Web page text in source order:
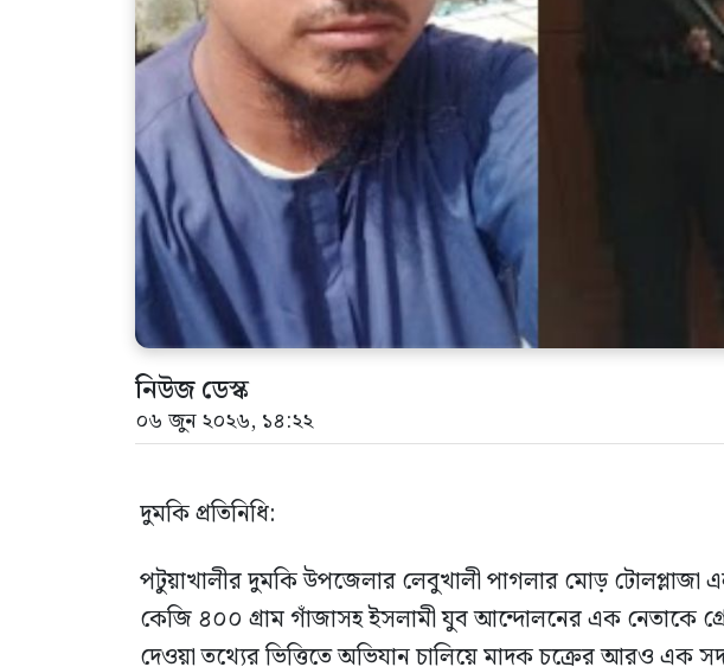
নিউজ ডেস্ক
০৬ জুন ২০২৬, ১৪:২২
দুমকি প্রতিনিধি:
পটুয়াখালীর দুমকি উপজেলার লেবুখালী পাগলার মোড় টোলপ্লাজা
কেজি ৪০০ গ্রাম গাঁজাসহ ইসলামী যুব আন্দোলনের এক নেতাকে
দেওয়া তথ্যের ভিত্তিতে অভিযান চালিয়ে মাদক চক্রের আরও এক